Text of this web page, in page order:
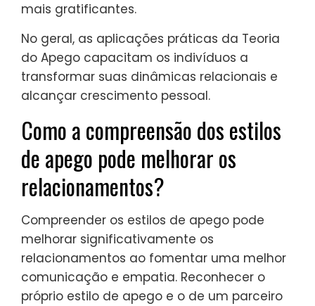
mais gratificantes.
No geral, as aplicações práticas da Teoria
do Apego capacitam os indivíduos a
transformar suas dinâmicas relacionais e
alcançar crescimento pessoal.
Como a compreensão dos estilos
de apego pode melhorar os
relacionamentos?
Compreender os estilos de apego pode
melhorar significativamente os
relacionamentos ao fomentar uma melhor
comunicação e empatia. Reconhecer o
próprio estilo de apego e o de um parceiro